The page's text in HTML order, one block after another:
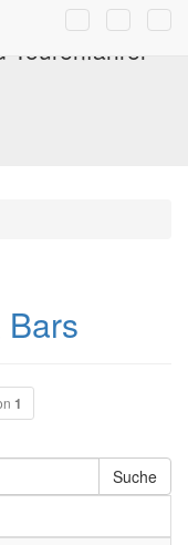
Tourenfahrer
1
Suche